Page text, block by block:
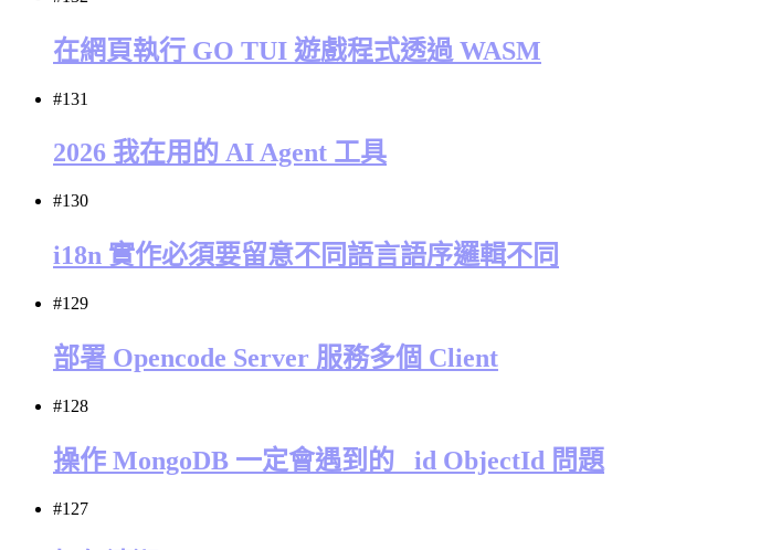
在網頁執行 GO TUI 遊戲程式透過 WASM
#131
2026 我在用的 AI Agent 工具
#130
i18n 實作必須要留意不同語言語序邏輯不同
#129
部署 Opencode Server 服務多個 Client
#128
操作 MongoDB 一定會遇到的 _id ObjectId 問題
#127